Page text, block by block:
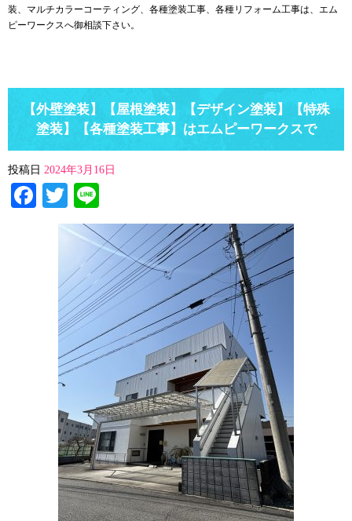
装、マルチカラーコーティング、各種塗装工事、各種リフォーム工事は、エム
ピーワークスへ御相談下さい。
【外壁塗装】【屋根塗装】【デザイン塗装】【特殊
塗装】【各種塗装工事】はエムピーワークスで
投稿日 2024年3月16日
Facebook
Twitter